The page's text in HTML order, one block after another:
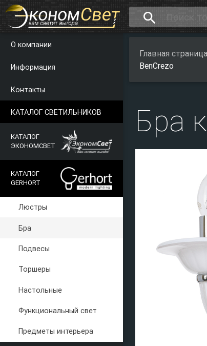
search
О компании
Информация
Контакты
КАТАЛОГ СВЕТИЛЬНИКОВ
КАТАЛОГ
ЭКОНОМСВЕТ
КАТАЛОГ
GERHORT
Люстры
Бра
Подвесы
Торшеры
Настольные
Функциональный свет
Предметы интерьера
Главная страница
BenCrezo
Бра